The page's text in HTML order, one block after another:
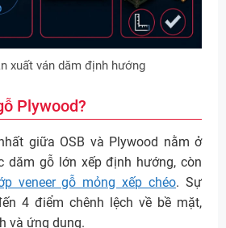
xuất ván dăm định hướng
Plywood?
giữa OSB và Plywood nằm ở
dăm gỗ lớn xếp định hướng, còn
veneer gỗ mỏng xếp chéo. Sự
4 điểm chênh lệch về bề mặt,
và ứng dụng.